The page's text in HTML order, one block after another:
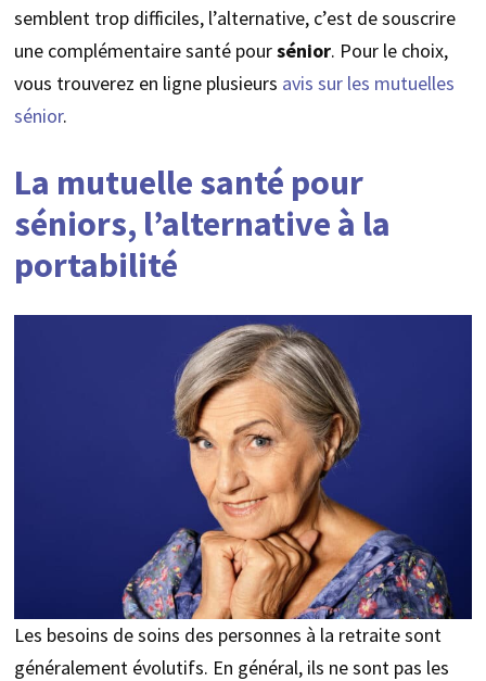
semblent trop difficiles, l’alternative, c’est de souscrire
une complémentaire santé poursénior. Pour le choix,
vous trouverez en ligne plusieurs avis sur les mutuelles
sénior.
La mutuelle santé pour
séniors, l’alternative à la
portabilité
Les besoins de soins des personnes à la retraite sont
généralement évolutifs. En général, ils ne sont pas les